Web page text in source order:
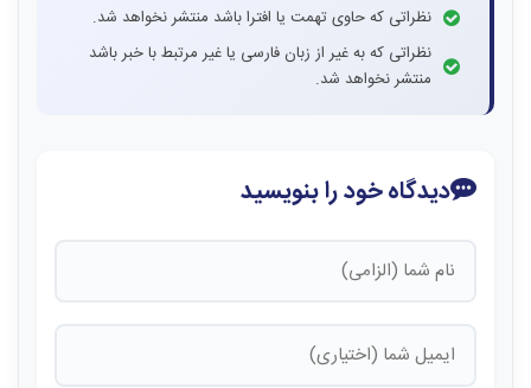
نظراتی که حاوی تهمت یا افترا باشد منتشر نخواهد شد.
نظراتی که به غیر از زبان فارسی یا غیر مرتبط با خبر باشد
منتشر نخواهد شد.
دیدگاه خود را بنویسید